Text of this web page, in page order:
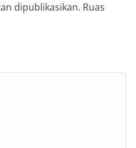
dipublikasikan. Ruas